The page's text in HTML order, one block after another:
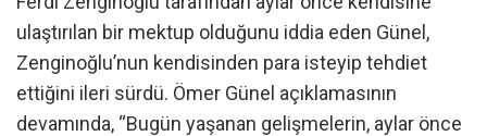
ulaştırılan bir mektup olduğunu iddia eden Günel,
Zenginoğlu’nun kendisinden para isteyip tehdiet
ettiğini ileri sürdü. Ömer Günel açıklamasının
devamında, “Bugün yaşanan gelişmelerin, aylar önce